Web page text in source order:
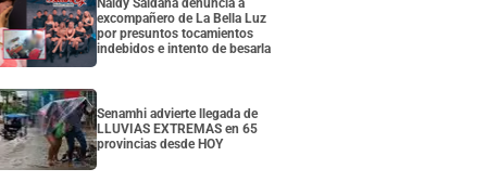
Naldy Saldaña denuncia a
excompañero de La Bella Luz
por presuntos tocamientos
indebidos e intento de besarla
Senamhi advierte llegada de
LLUVIAS EXTREMAS en 65
provincias desde HOY